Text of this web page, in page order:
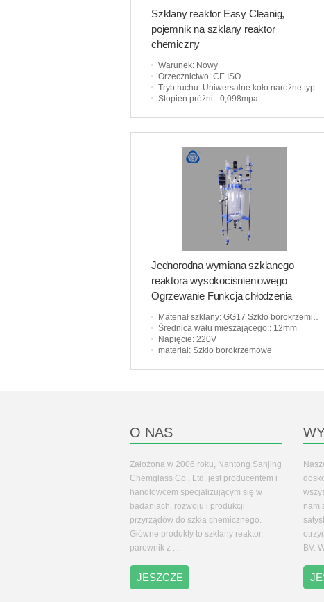
Szklany reaktor Easy Cleanig,
pojemnik na szklany reaktor
chemiczny
Warunek: Nowy
Orzecznictwo: CE ISO
Tryb ruchu: Uniwersalne koło narożne typu hamulca
Stopień próżni: -0,098mpa
Jednorodna wymiana szklanego
reaktora wysokociśnieniowego
Ogrzewanie Funkcja chłodzenia
Możliwość dostosowania
Materiał szklany: GG17 Szkło borokrzemianowe
Średnica wału mieszającego:: 12mm
Napięcie: 220V
materiał: Szkło borokrzemowe
O NAS
Założona w 2006 roku, Nantong Sanjing
Chemglass Co., Ltd. jest producentem i
handlowcem specjalizującym się w
badaniach, rozwoju i produkcji
przyrządów do szkła chemicznego.
Główne produkty to szklany reaktor,
parownik z ...
JESZCZE
nam
BV.